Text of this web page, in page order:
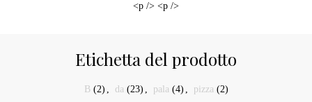
<p /> <p />
Etichetta del prodotto
B (2) da (23) pala (4) pizza (2)